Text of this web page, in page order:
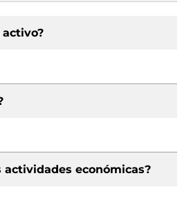
activo?
actividades económicas?